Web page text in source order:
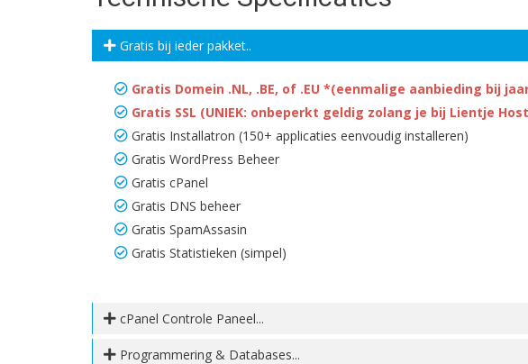
Gratis bij ieder pakket..
Gratis Domein .NL, .BE, of .EU *(eenmalige aanbieding bij
Gratis SSL (UNIEK: onbeperkt geldig zolang je bij Lientje
Gratis Installatron (150+ applicaties eenvoudig installeren)
Gratis WordPress Beheer
Gratis cPanel
Gratis DNS beheer
Gratis SpamAssasin
Gratis Statistieken (simpel)
cPanel Controle Paneel...
Programmering & Databases...